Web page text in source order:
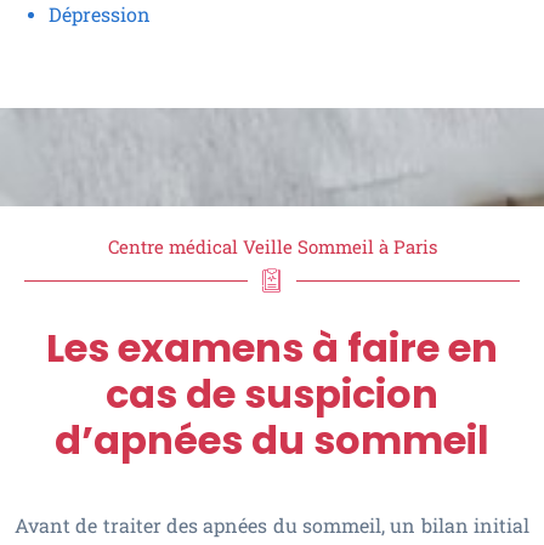
Dépression
Centre médical Veille Sommeil à Paris
Les examens à faire en
cas de suspicion
d’apnées du sommeil
Avant de traiter des apnées du sommeil, un bilan initial